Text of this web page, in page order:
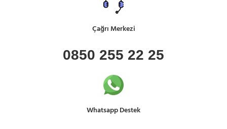
Çağrı Merkezi
0850 255 22 25
Whatsapp Destek